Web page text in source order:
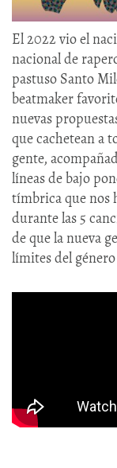
El 2022 vio el
nacional de
pastuso Santo
beatmaker
nuevas
que cachetean a
gente,
líneas de bajo
tímbrica que nos
durante las 5
de que la nueva
límites del